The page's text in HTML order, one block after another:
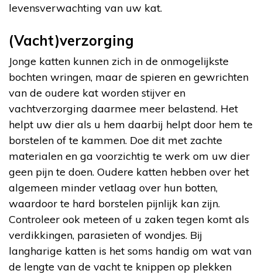
levensverwachting van uw kat.
(Vacht)verzorging
Jonge katten kunnen zich in de onmogelijkste
bochten wringen, maar de spieren en gewrichten
van de oudere kat worden stijver en
vachtverzorging daarmee meer belastend. Het
helpt uw dier als u hem daarbij helpt door hem te
borstelen of te kammen. Doe dit met zachte
materialen en ga voorzichtig te werk om uw dier
geen pijn te doen. Oudere katten hebben over het
algemeen minder vetlaag over hun botten,
waardoor te hard borstelen pijnlijk kan zijn.
Controleer ook meteen of u zaken tegen komt als
verdikkingen, parasieten of wondjes. Bij
langharige katten is het soms handig om wat van
de lengte van de vacht te knippen op plekken